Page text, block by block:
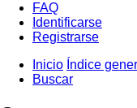
FAQ
Identificarse
Registrarse
Inicio Índice
Buscar